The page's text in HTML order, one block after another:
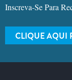
Inscreva-Se Para
CLIQUE AQUI